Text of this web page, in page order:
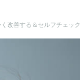
改善する＆セルフチェッ